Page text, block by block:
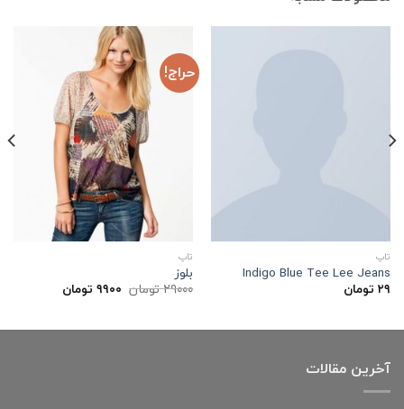
تاپ
Indigo Blue Tee Lee Jeans
۲۹ تومان
حراج!
تاپ
بلوز
۲۹۰۰۰تومان قیمت
اصلی:
۹۹۰۰ تومانقیمت
فعلی:
آخرین مقالات